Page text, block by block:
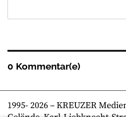
0 Kommentar(e)
1995- 2026– KREUZER